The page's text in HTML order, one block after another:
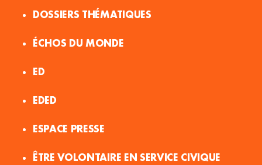
DOSSIERS THÉMATIQUES
ÉCHOS DU MONDE
ED
EDED
ESPACE PRESSE
ÊTRE VOLONTAIRE EN SERVICE CIVIQUE